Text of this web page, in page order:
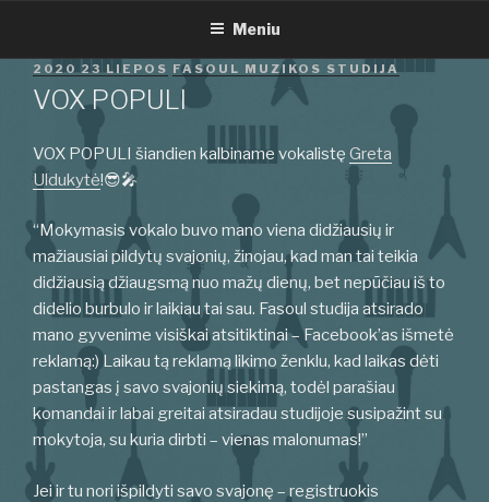
turinio
Meniu
PASKELBTA
2020 23 LIEPOS FASOUL MUZIKOS STUDIJA
VOX POPULI
VOX POPULI šiandien kalbiname vokalistę Greta
Uldukytė!😎🎤
“Mokymasis vokalo buvo mano viena didžiausių ir
mažiausiai pildytų svajonių, žinojau, kad man tai teikia
didžiausią džiaugsmą nuo mažų dienų, bet nepūčiau iš to
didelio burbulo ir laikiau tai sau. Fasoul studija atsirado
mano gyvenime visiškai atsitiktinai – Facebook’as išmetė
reklamą:) Laikau tą reklamą likimo ženklu, kad laikas dėti
pastangas į savo svajonių siekimą, todėl parašiau
komandai ir labai greitai atsiradau studijoje susipažint su
mokytoja, su kuria dirbti – vienas malonumas!”
Jei ir tu nori išpildyti savo svajonę – registruokis